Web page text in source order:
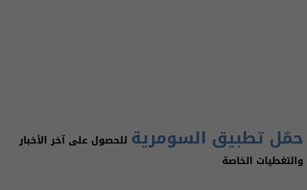
حمّل تطبيق السومرية للحصول على آخر الأخبار
والتغطيات الخاصة